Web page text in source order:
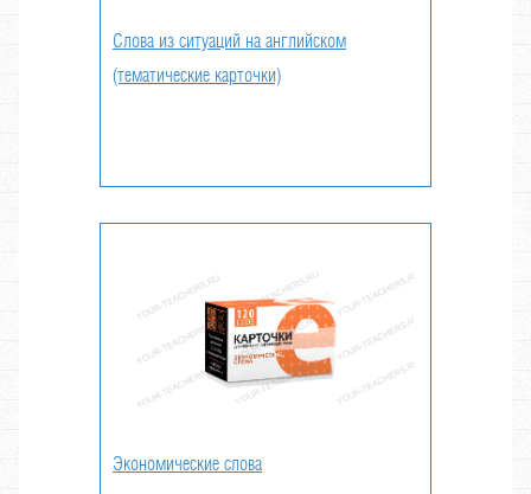
Слова из ситуаций на английском
(тематические карточки)
Экономические слова